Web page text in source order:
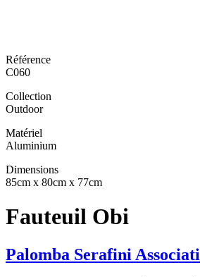
Référence
C060
Collection
Outdoor
Matériel
Aluminium
Dimensions
85cm x 80cm x 77cm
Fauteuil Obi
Palomba Serafini Associati